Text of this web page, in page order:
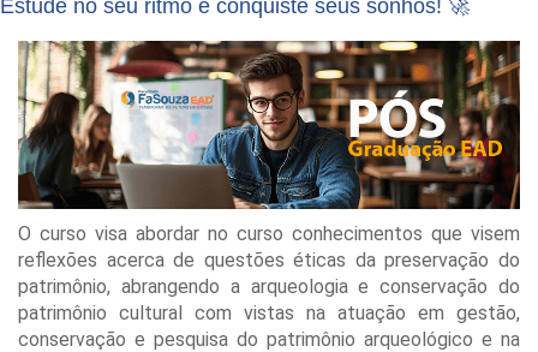
Estude no seu ritmo e conquiste seus sonhos! 🚀
O curso visa abordar no curso conhecimentos que visem
reflexões acerca de questões éticas da preservação do
patrimônio, abrangendo a arqueologia e conservação do
patrimônio cultural com vistas na atuação em gestão,
conservação e pesquisa do patrimônio arqueológico e na